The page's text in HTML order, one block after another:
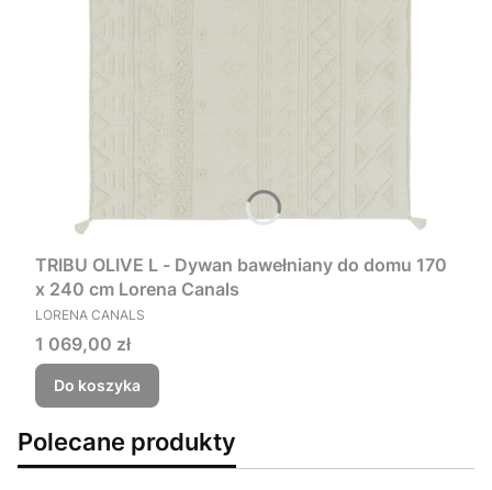
TRIBU OLIVE L - Dywan bawełniany do domu 170
x 240 cm Lorena Canals
PRODUCENT
LORENA CANALS
Cena
1 069,00 zł
Do koszyka
Polecane produkty